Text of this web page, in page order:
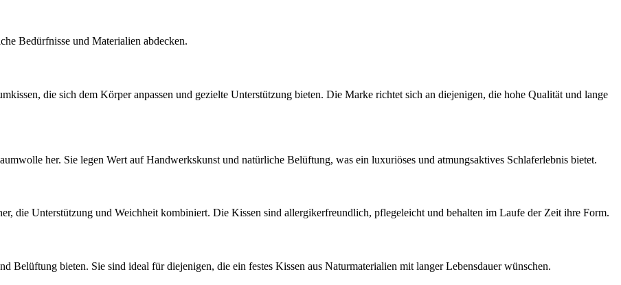
Bedürfnisse und Materialien abdecken.
die sich dem Körper anpassen und gezielte Unterstützung bieten. Die Marke richtet sich an diejenigen, die hohe Qualität und lange
her. Sie legen Wert auf Handwerkskunst und natürliche Belüftung, was ein luxuriöses und atmungsaktives Schlaferlebnis bietet.
die Unterstützung und Weichheit kombiniert. Die Kissen sind allergikerfreundlich, pflegeleicht und behalten im Laufe der Zeit ihre Form.
Belüftung bieten. Sie sind ideal für diejenigen, die ein festes Kissen aus Naturmaterialien mit langer Lebensdauer wünschen.